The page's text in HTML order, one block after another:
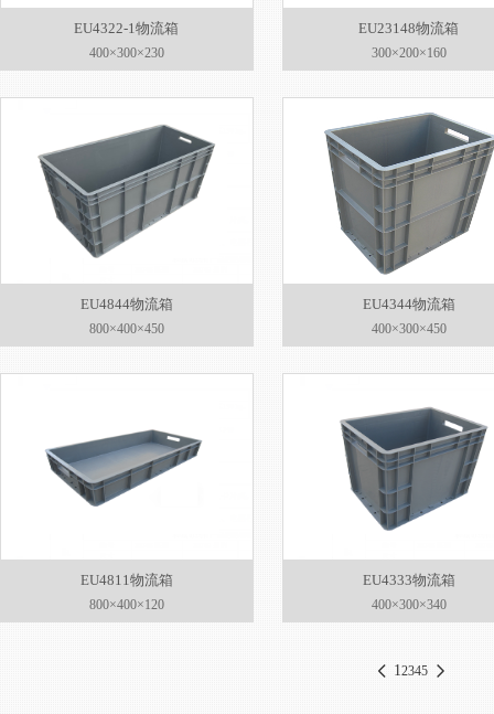
EU4322-1物流箱
400×300×230
EU23148物流箱
300×200×160
EU4844物流箱
800×400×450
EU4344物流箱
400×300×450
EU4811物流箱
800×400×120
EU4333物流箱
400×300×340
12345